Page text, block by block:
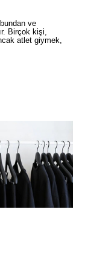
ve
Birçok kişi,
atlet giymek,